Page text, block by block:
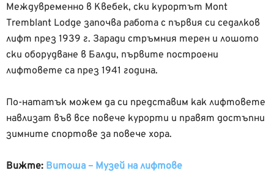
Междувременно в Квебек, ски курортът Mont
Tremblant Lodge започва работа с първия си седалков
лифт през 1939 г. Заради стръмния терен и лошото
ски оборудване в Балди, първите построени
лифтовете са през 1941 година.
По-нататък можем да си представим как лифтовете
навлизат във все повече курорти и правят достъпни
зимните спортове за повече хора.
Вижте: Витоша – Музей на лифтове